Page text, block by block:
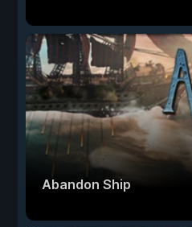
Abandon Ship